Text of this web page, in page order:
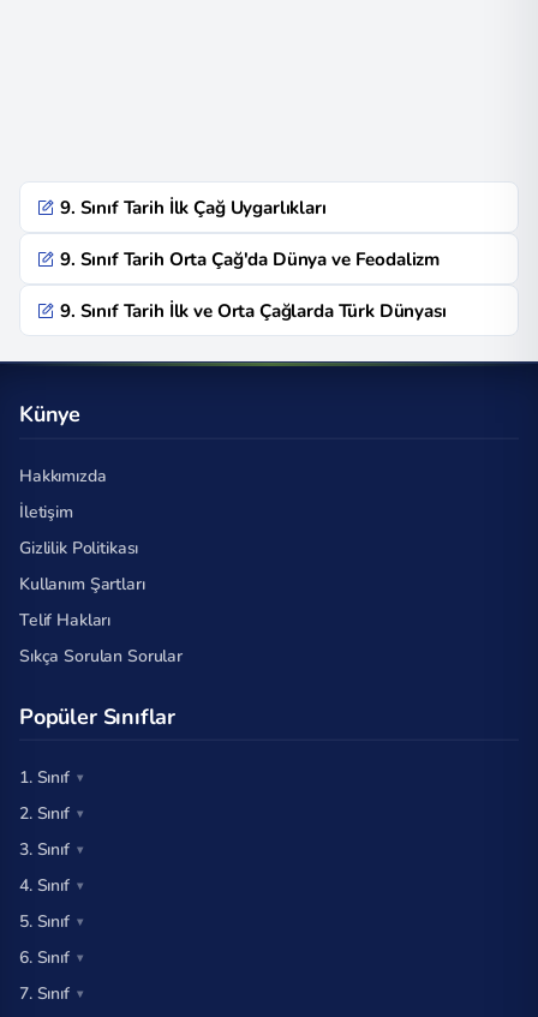
9. Sınıf Tarih İlk Çağ Uygarlıkları
9. Sınıf Tarih Orta Çağ'da Dünya ve Feodalizm
9. Sınıf Tarih İlk ve Orta Çağlarda Türk Dünyası
Künye
Hakkımızda
İletişim
Gizlilik Politikası
Kullanım Şartları
Telif Hakları
Sıkça Sorulan Sorular
Popüler Sınıflar
1. Sınıf
2. Sınıf
3. Sınıf
4. Sınıf
5. Sınıf
6. Sınıf
7. Sınıf